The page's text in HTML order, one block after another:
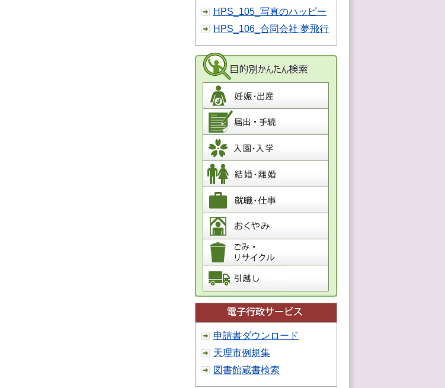
HPS_105_写真のハッピー
HPS_106_合同会社 夢飛行
申請書ダウンロード
天理市例規集
図書館蔵書検索